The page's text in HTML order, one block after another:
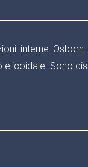
interne
elicoidale. Sono